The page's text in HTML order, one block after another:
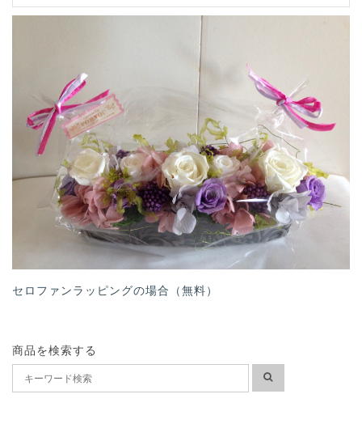
セロファンラッピングの場合（無料）
商品を検索する